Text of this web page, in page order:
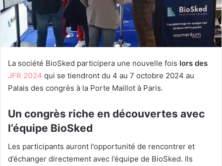
La société BioSked participera une nouvelle fois lors des
JFR 2024 qui se tiendront du 4 au 7 octobre 2024 au
Palais des congrès à la Porte Maillot à Paris.
Un congrès riche en découvertes avec
l’équipe BioSked
Les participants auront l’opportunité de rencontrer et
d’échanger directement avec l’équipe de BioSked. Ils